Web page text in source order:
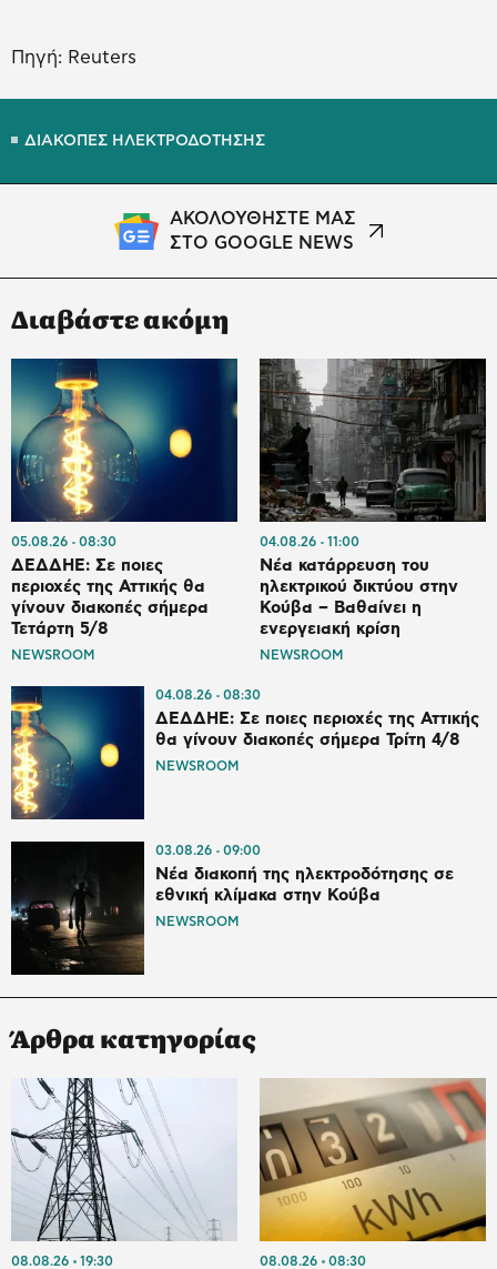
Πηγή: Reuters
ΔΙΑΚΟΠΕΣ ΗΛΕΚΤΡΟΔΟΤΗΣΗΣ
ΑΚΟΛΟΥΘΗΣΤΕ ΜΑΣ
ΣΤΟ GOOGLE NEWS
Διαβάστε ακόμη
05.08.26 08:30
ΔΕΔΔΗΕ: Σε ποιες
περιοχές της Αττικής θα
γίνουν διακοπές σήμερα
Τετάρτη 5/8
NEWSROOM
04.08.26 11:00
Νέα κατάρρευση του
ηλεκτρικού δικτύου στην
Κούβα – Βαθαίνει η
ενεργειακή κρίση
NEWSROOM
04.08.26 08:30
ΔΕΔΔΗΕ: Σε ποιες περιοχές της Αττικής
θα γίνουν διακοπές σήμερα Τρίτη 4/8
NEWSROOM
03.08.26 09:00
Νέα διακοπή της ηλεκτροδότησης σε
εθνική κλίμακα στην Κούβα
NEWSROOM
Άρθρα κατηγορίας
08.08.26 19:30 08.08.26 08:30